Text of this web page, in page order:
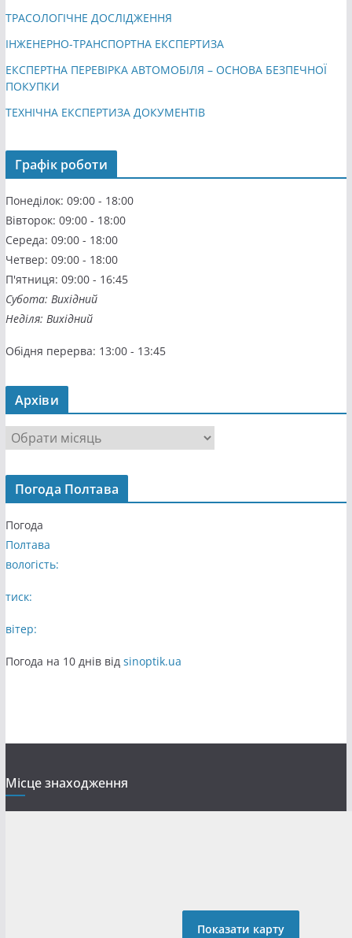
ТРАСОЛОГІЧНЕ ДОСЛІДЖЕННЯ
ІНЖЕНЕРНО-ТРАНСПОРТНА ЕКСПЕРТИЗА
ЕКСПЕРТНА ПЕРЕВІРКА АВТОМОБІЛЯ – ОСНОВА БЕЗПЕЧНОЇ
ПОКУПКИ
ТЕХНІЧНА ЕКСПЕРТИЗА ДОКУМЕНТІВ
Графік роботи
Понеділок: 09:00 - 18:00
Вівторок: 09:00 - 18:00
Середа: 09:00 - 18:00
Четвер: 09:00 - 18:00
П'ятниця: 09:00 - 16:45
Субота: Вихідний
Неділя: Вихідний
Обідня перерва: 13:00 - 13:45
Архіви
р
х
и
Погода Полтава
Погода
Полтава
вологість:
тиск:
вітер:
Погода на 10 днів від sinoptik.ua
Місце знаходження
Показати карту